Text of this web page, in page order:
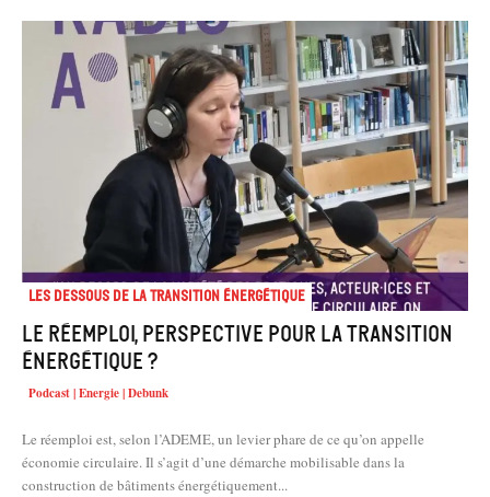
Les dessous de la transition énergétique
Le réemploi, perspective pour la transition
énergétique ?
Podcast | Energie | Debunk
Le réemploi est, selon l’ADEME, un levier phare de ce qu’on appelle
économie circulaire. Il s’agit d’une démarche mobilisable dans la
construction de bâtiments énergétiquement...